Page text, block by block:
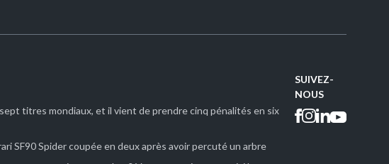
titres mondiaux, et il vient de prendre cinq pénalités en six
SF90 Spider coupée en deux après avoir percuté un arbre
SUIVEZ-
NOUS